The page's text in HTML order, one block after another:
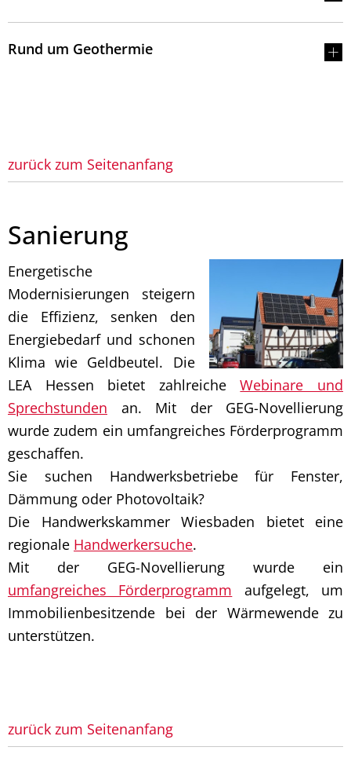
Rund um Geothermie
zurück zum Seitenanfang
Sanierung
Energetische
Modernisierungen steigern
die Effizienz, senken den
Energiebedarf und schonen
Klima wie Geldbeutel. Die
LEA Hessen bietet zahlreicheWebinare und
Sprechstunden an. Mit der GEG-Novellierung
wurde zudem ein umfangreiches Förderprogramm
geschaffen.
Sie suchen Handwerksbetriebe für Fenster,
Dämmung oder Photovoltaik?
Die Handwerkskammer Wiesbaden bietet eine
regionale Handwerkersuche.
Mit der GEG-Novellierung wurde ein
umfangreiches Förderprogramm aufgelegt, um
Immobilienbesitzende bei der Wärmewende zu
unterstützen.
zurück zum Seitenanfang